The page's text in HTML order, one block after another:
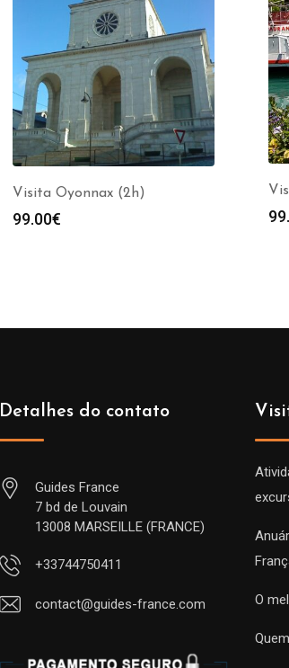
Visita Oyonnax (2h)
99.00€
Detalhes do contato
Guides France
7 bd de Louvain
13008 MARSEILLE (FRANCE)
+33744750411
contact@guides-france.com O